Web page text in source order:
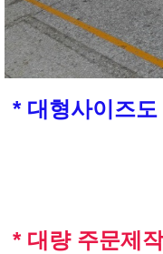
* 대형사이즈
* 대량 주문제